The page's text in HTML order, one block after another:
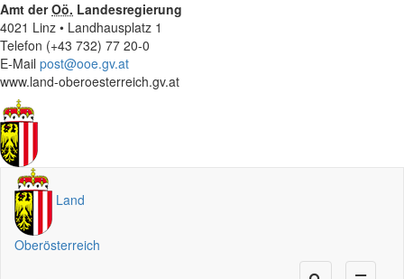
Amt derOö. Landesregierung
4021 Linz • Landhausplatz 1
Telefon (+43 732) 77 20-0
E-Mail post@ooe.gv.at
www.land-oberoesterreich.gv.at
Land
Oberösterreich